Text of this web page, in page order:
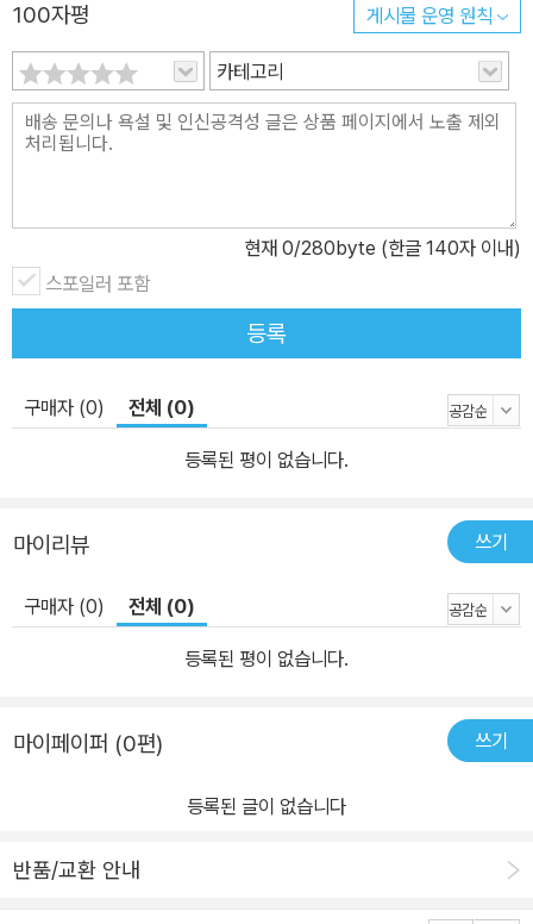
100자평 게시물 운영 원칙
카테고리
현재 0/280byte (한글 140자 이내)
스포일러 포함
등록
구매자 (0) 전체 (0)
등록된 평이 없습니다.
마이리뷰 쓰기
구매자 (0) 전체 (0)
등록된 평이 없습니다.
마이페이퍼 (0편) 쓰기
등록된 글이 없습니다
반품/교환 안내